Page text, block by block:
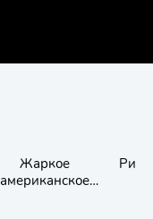
Жаркое
американское